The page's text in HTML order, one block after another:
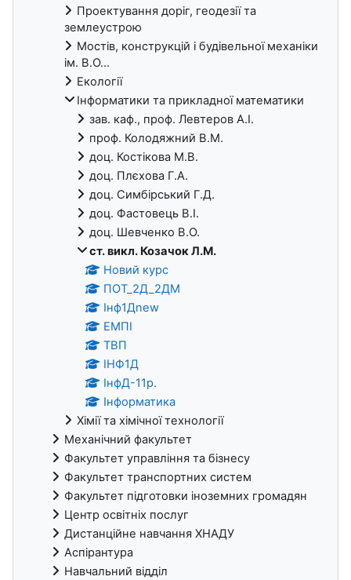
Проектування доріг, геодезії та
землеустрою
Мостів, конструкцій і будівельної механіки
ім. В.О...
Екології
Інформатики та прикладної математики
зав. каф., проф. Левтеров А.І.
проф. Колодяжний В.М.
доц. Костікова М.В.
доц. Плєхова Г.А.
доц. Симбірський Г.Д.
доц. Фастовець В.І.
доц. Шевченко В.О.
ст. викл. Козачок Л.М.
Новий курс
ПОТ_2Д_2ДМ
Інф1Дnew
ЕМПІ
ТВП
ІНФ1Д
ІнфД-11р.
Інформатика
Хімії та хімічної технології
Механічний факультет
Факультет управління та бізнесу
Факультет транспортних систем
Факультет підготовки іноземних громадян
Центр освітніх послуг
Дистанційне навчання ХНАДУ
Аспірантура
Навчальний відділ